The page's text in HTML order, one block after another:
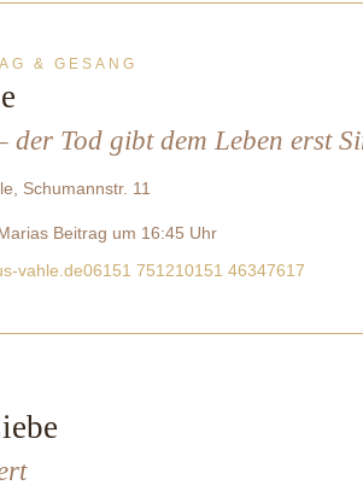
& GESANG
der Tod gibt dem Leben erst
Schumannstr. 11
Beitrag um 16:45 Uhr
vahle.de06151 751210151 46347617